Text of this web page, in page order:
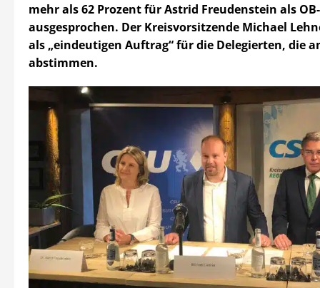
mehr als 62 Prozent für Astrid Freudenstein als
ausgesprochen. Der Kreisvorsitzende Michael
als „eindeutigen Auftrag“ für die Delegierten, die
abstimmen.